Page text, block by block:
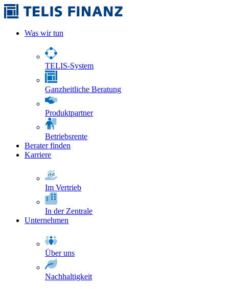
Was wir tun
TELIS-System
Ganzheitliche Beratung
Produktpartner
Betriebsrente
Berater finden
Karriere
Im Vertrieb
In der Zentrale
Unternehmen
Über uns
Nachhaltigkeit